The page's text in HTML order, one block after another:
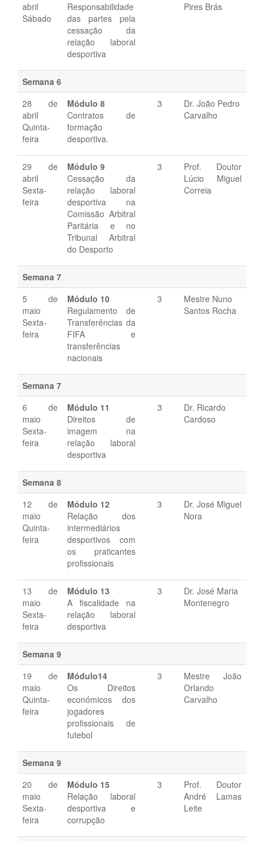
abril
Sábado
Responsabilidade
das partes pela
cessação da
relação laboral
desportiva
Pires Brás
Semana 6
28 de
abril
Quinta-
feira
Módulo 8
Contratos de
formação
desportiva.
3
Dr. João Pedro
Carvalho
29 de
abril
Sexta-
feira
Módulo 9
Cessação da
relação laboral
desportiva na
Comissão Arbitral
Paritária e no
Tribunal Arbitral
do Desporto
3
Prof. Doutor
Lúcio Miguel
Correia
Semana 7
5 de
maio
Sexta-
feira
Módulo 10
Regulamento de
Transferências da
FIFA e
transferências
nacionais
3
Mestre Nuno
Santos Rocha
Semana 7
6 de
maio
Sexta-
feira
Módulo 11
Direitos de
imagem na
relação laboral
desportiva
3
Dr. Ricardo
Cardoso
Semana 8
12 de
maio
Quinta-
feira
Módulo 12
Relação dos
intermediários
desportivos com
os praticantes
profissionais
3
Dr. José Miguel
Nora
13 de
maio
Sexta-
feira
Módulo 13
A fiscalidade na
relação laboral
desportiva
3
Dr. José Maria
Montenegro
Semana 9
19 de
maio
Quinta-
feira
Módulo14
Os Direitos
económicos dos
jogadores
profissionais de
futebol
3
Mestre João
Orlando
Carvalho
Semana 9
20 de
maio
Sexta-
feira
Módulo 15
Relação laboral
desportiva e
corrupção
3
Prof. Doutor
André Lamas
Leite